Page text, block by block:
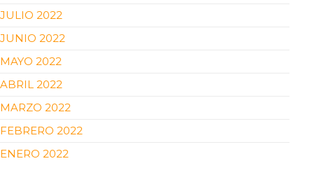
JULIO 2022
JUNIO 2022
MAYO 2022
ABRIL 2022
MARZO 2022
FEBRERO 2022
ENERO 2022